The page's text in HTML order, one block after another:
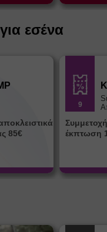
εσένα
85€
9
έκπτωση